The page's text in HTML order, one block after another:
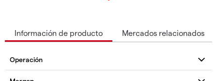
Información de producto Mercados relacionados